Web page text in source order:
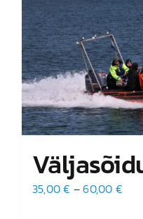
35,00€ –60,00 €